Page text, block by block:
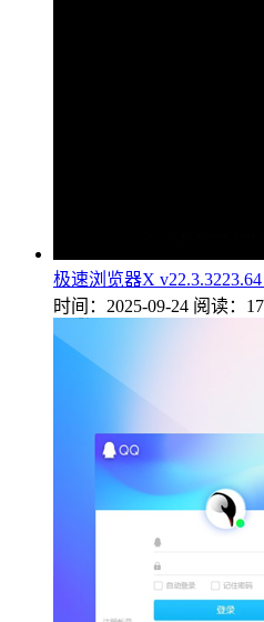
极速浏览器X
时间：2025-09-24 阅读：